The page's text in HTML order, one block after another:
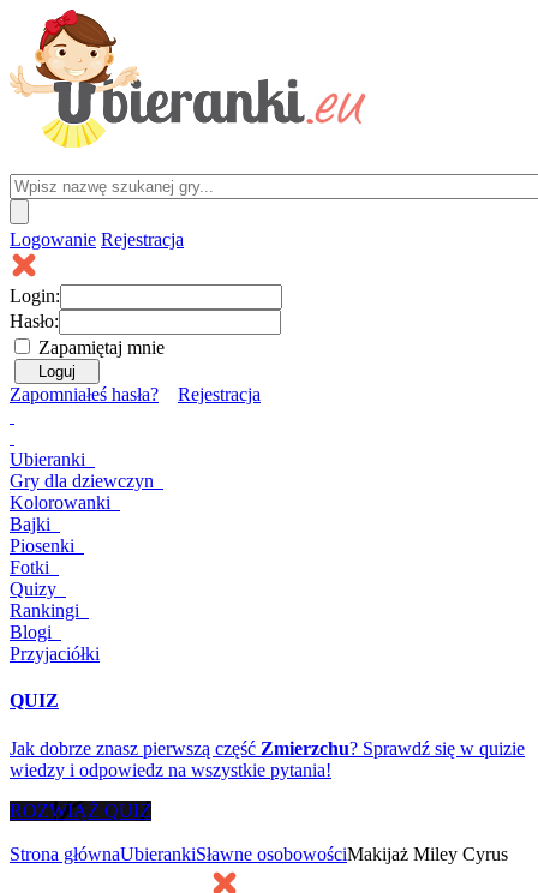
Logowanie Rejestracja
Login:
Hasło:
Zapamiętaj mnie
Zapomniałeś hasła? Rejestracja
Ubieranki
Gry dla dziewczyn
Kolorowanki
Bajki
Piosenki
Fotki
Quizy
Rankingi
Blogi
Przyjaciółki
QUIZ
Jak dobrze znasz pierwszą część Zmierzchu? Sprawdź się w quizie
wiedzy i odpowiedz na wszystkie pytania!
ROZWIĄŻ QUIZ
Strona głównaUbierankiSławne osobowościMakijaż Miley Cyrus